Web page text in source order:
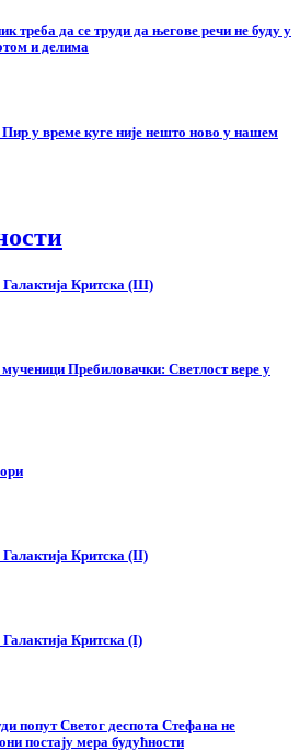
треба да се труди да његове речи не буду у
и делима
у време куге није нешто ново у нашем
Критска (III)
Пребиловачки: Светлост вере у
Критска (II)
Критска (I)
попут Светог деспота Стефана не
постају мера будућности